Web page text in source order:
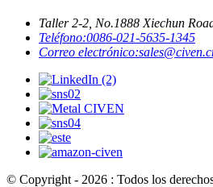
Taller 2-2, No.1888 Xiechun
Teléfono:0086-021-5635-1345
Correo electrónico:
© Copyright - 2026 : Todos los